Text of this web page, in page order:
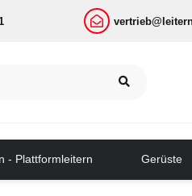
- Plattformleitern Gerüste